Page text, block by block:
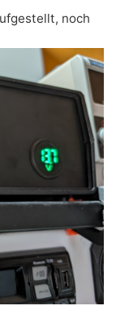
noch